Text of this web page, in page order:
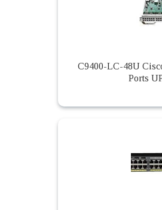
C9400-LC-48U
Ports